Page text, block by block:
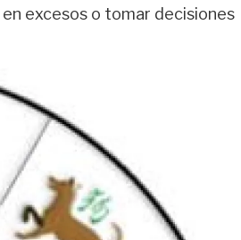
excesos o tomar decisiones